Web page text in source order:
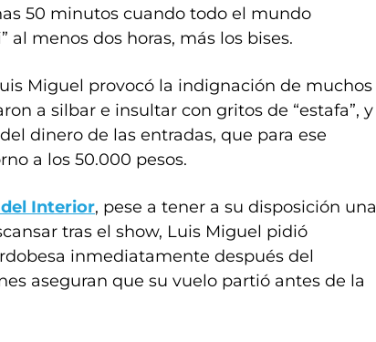
50 minutos cuando todo el mundo
al menos dos horas, más los bises.
Miguel provocó la indignación de muchos
a silbar e insultar con gritos de “estafa”, y
dinero de las entradas, que para ese
a los 50.000 pesos.
del Interior, pese a tener a su disposición una
tras el show, Luis Miguel pidió
inmediatamente después del
aseguran que su vuelo partió antes de la